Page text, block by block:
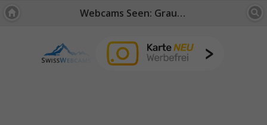
Webcams Seen: Graubünden